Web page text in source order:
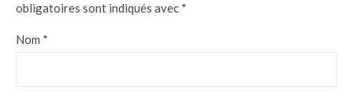
obligatoires sont indiqués avec *
Nom *